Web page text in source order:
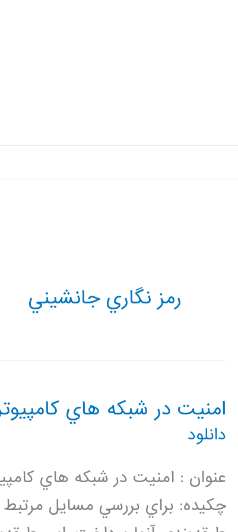
رمز نگاري جانشيني
امنيت در شبكه هاي
دانلود
چكيده: براي بررسي مسايل